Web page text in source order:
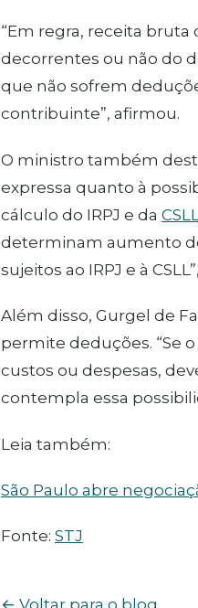
“Em regra, receita
decorrentes ou não do
que não sofrem
contribuinte”, afirmou.
O ministro também
expressa quanto à
cálculo do IRPJ e da CSLL
determinam aumento
sujeitos ao IRPJ e à
Além disso, Gurgel de
permite deduções. “Se
custos ou despesas,
contempla essa
Leia também:
São Paulo abre
Fonte: STJ
← Voltar para o blog